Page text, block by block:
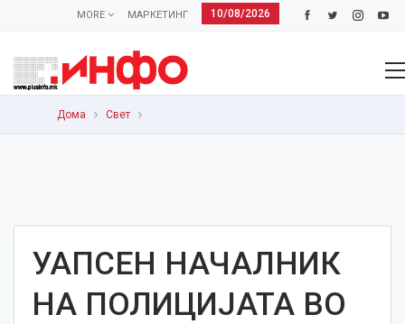
10/08/2026
МАРКЕТИНГ
MORE
Дома Свет
УАПСЕН НАЧАЛНИК
НА ПОЛИЦИЈАТА ВО